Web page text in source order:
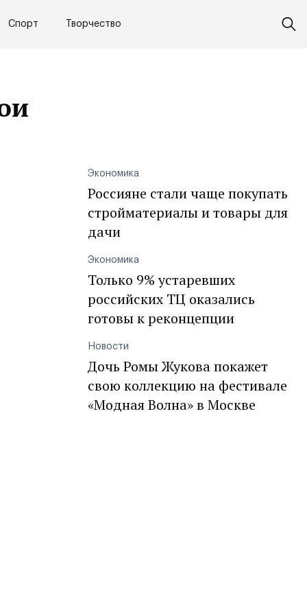
Спорт Творчество
Экономика
Россияне стали чаще покупать
стройматериалы и товары для
дачи
Экономика
Только 9% устаревших
российских ТЦ оказались
готовы к реконцепции
Новости
Дочь Ромы Жукова покажет
свою коллекцию на фестивале
«Модная Волна» в Москве